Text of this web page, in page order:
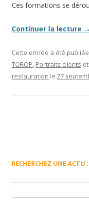
Ces formations se
Continuer la lecture →
Cette entrée a été
TOROP, Portraits clients
restauration le 27
articles
RECHERCHEZ UNE ACTU :